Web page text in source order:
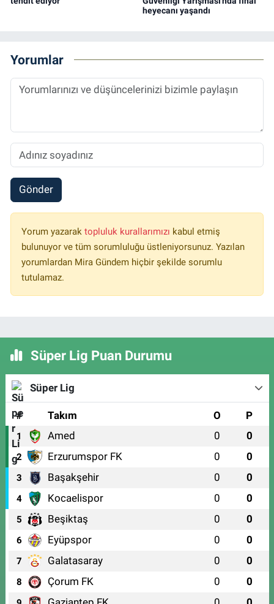
heyecanı yaşandı
Yorumlar
Gönder
Yorum yazarak topluluk kurallarımızı kabul etmiş
bulunuyor ve tüm sorumluluğu üstleniyorsunuz. Yazılan
yorumlardan Mira Gündem hiçbir şekilde sorumlu
tutulamaz.
Süper Lig Puan Durumu
Süper Lig
# Takım O P
1 Amed 0 0
2 Erzurumspor FK 0 0
3 Başakşehir 0 0
4 Kocaelispor 0 0
5 Beşiktaş 0 0
6 Eyüpspor 0 0
7 Galatasaray 0 0
8 Çorum FK 0 0